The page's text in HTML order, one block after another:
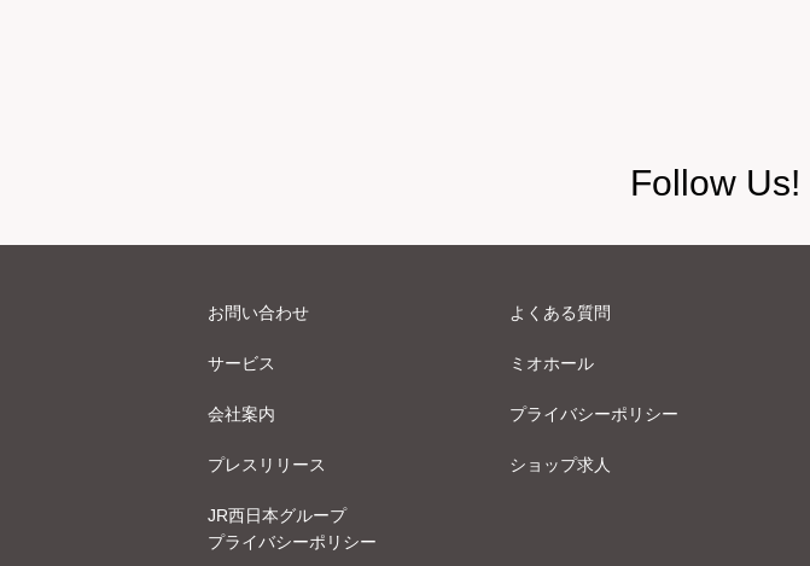
Follow Us!
お問い合わせ よくある質問
サービス ミオホール
会社案内 プライバシーポリシー
プレスリリース ショップ求人
JR西日本グループ
プライバシーポリシー